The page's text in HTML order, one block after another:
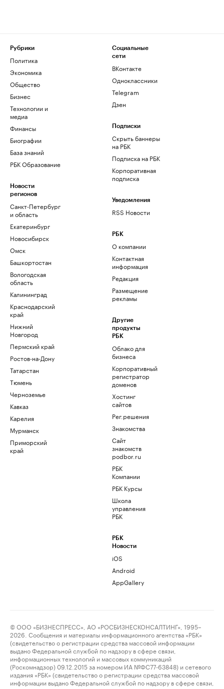
Рубрики
Политика
Экономика
Общество
Бизнес
Технологии и
медиа
Финансы
Биографии
База знаний
РБК Образование
Новости
регионов
Санкт-Петербург
и область
Екатеринбург
Новосибирск
Омск
Башкортостан
Вологодская
область
Калининград
Краснодарский
край
Нижний
Новгород
Пермский край
Ростов-на-Дону
Татарстан
Тюмень
Черноземье
Кавказ
Карелия
Мурманск
Приморский
край
Социальные
сети
ВКонтакте
Одноклассники
Telegram
Дзен
Подписки
Скрыть баннеры
на РБК
Подписка на РБК
Корпоративная
подписка
Уведомления
RSS Новости
РБК
О компании
Контактная
информация
Редакция
Размещение
рекламы
Другие
продукты
РБК
Облако для
бизнеса
Корпоративный
регистратор
доменов
Хостинг
сайтов
Рег.решения
Знакомства
Сайт
знакомств
podbor.ru
РБК
Компании
РБК Курсы
Школа
управления
РБК
РБК
Новости
iOS
Android
AppGallery
© ООО «БИЗНЕСПРЕСС», АО «РОСБИЗНЕСКОНСАЛТИНГ», 1995–
2026. Сообщения и материалы информационного агентства «РБК»
(свидетельство о регистрации средства массовой информации
выдано Федеральной службой по надзору в сфере связи,
информационных технологий и массовых коммуникаций
(Роскомнадзор) 09.12.2015 за номером ИА №ФС77-63848) и сетевого
издания «РБК» (свидетельство о регистрации средства массовой
информации выдано Федеральной службой по надзору в сфере связи,